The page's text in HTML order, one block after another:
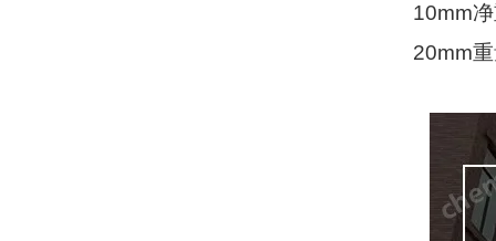
10mm
20mm